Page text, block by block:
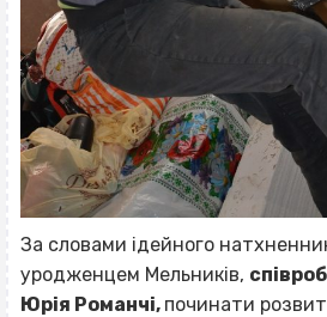
За словами ідейного
уродженцем Мельників,
Юрія Романчі, починати